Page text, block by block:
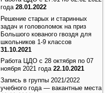
года 28.01.2022
Решение старых и старинных
задач и головоломок на приз
Большого кованого гвоздя для
школьников 1-9 классов
31.10.2021
Работа ЦДО с 28 октября по 07
ноября 2021 года 22.10.2021
Запись в группы 2021/2022
учебного года — вакантные места